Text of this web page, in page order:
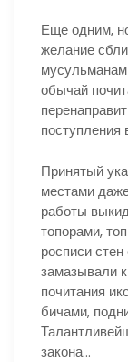
Еще одним,
желание
обычай
поступления
Принятый
местами
работы
топорами,
росписи
замазывали
почитания
бичами,
закона…